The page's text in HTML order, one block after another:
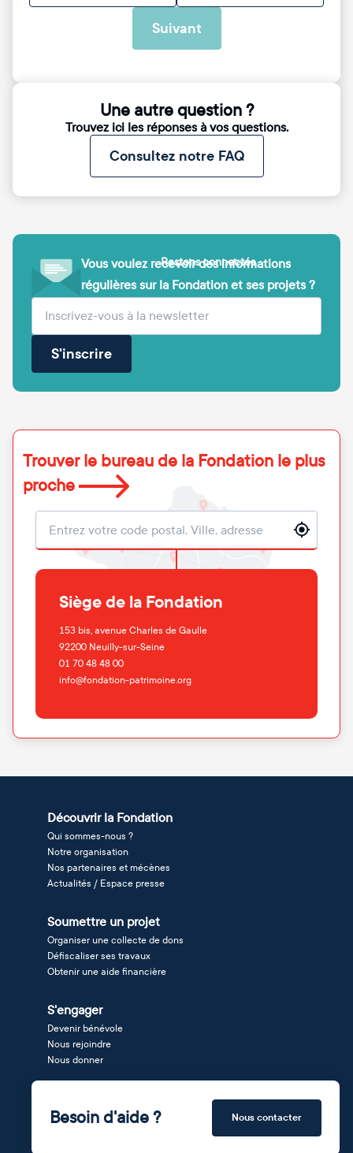
Suivant
Une autre question ?
Trouvez ici les réponses à vos questions.
Consultez notre FAQ
Vous voulez recevoir des informations
régulières sur la Fondation et ses projets ?
Votre adresse e-mail (obligatoire)
S'inscrire
Restons connectés
Trouver le bureau de la Fondation le plus
proche
Localisation
Siège de la Fondation
153 bis, avenue Charles de Gaulle
92200 Neuilly-sur-Seine
01 70 48 48 00
info@fondation-patrimoine.org
Découvrir la Fondation
Qui sommes-nous ?
Notre organisation
Nos partenaires et mécènes
Actualités / Espace presse
Soumettre un projet
Organiser une collecte de dons
Défiscaliser ses travaux
Obtenir une aide financière
S'engager
Devenir bénévole
Nous rejoindre
Nous donner
Besoin d'aide ? Nous contacter